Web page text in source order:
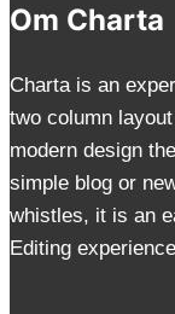
Om Charta
Charta is an
two column
modern design
simple blog or
whistles, it is an
Editing